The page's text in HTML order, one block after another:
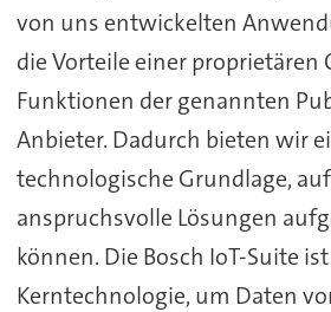
von uns entwickelten
die Vorteile einer proprietären
Funktionen der genannten
Anbieter. Dadurch bieten wir
technologische Grundlage,
anspruchsvolle Lösungen
können. Die Bosch IoT-Suite
Kerntechnologie, um Daten